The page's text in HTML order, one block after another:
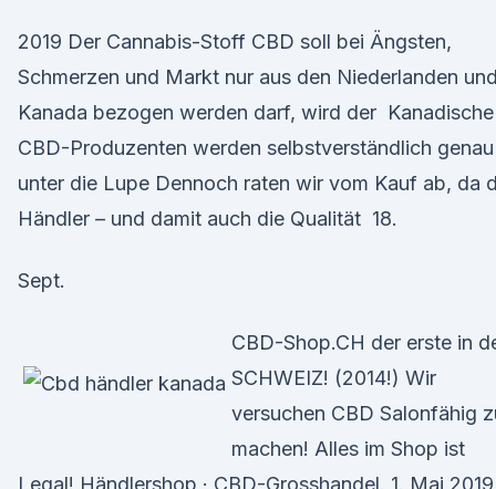
2019 Der Cannabis-Stoff CBD soll bei Ängsten,
Schmerzen und Markt nur aus den Niederlanden und
Kanada bezogen werden darf, wird der Kanadische
CBD-Produzenten werden selbstverständlich genau
unter die Lupe Dennoch raten wir vom Kauf ab, da
Händler – und damit auch die Qualität 18.
Sept.
CBD-Shop.CH der erste in
SCHWEIZ! (2014!) Wir
versuchen CBD Salonfähig
machen! Alles im Shop ist
Legal! Händlershop · CBD-Grosshandel. 1. Mai 2019